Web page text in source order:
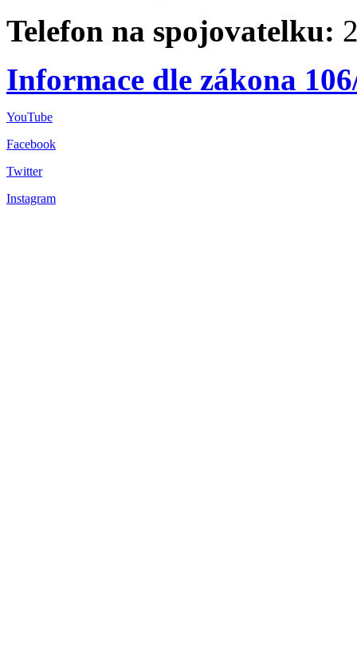
Telefon na spojovatelku:
Informace dle zákona
YouTube
Facebook
Twitter
Instagram